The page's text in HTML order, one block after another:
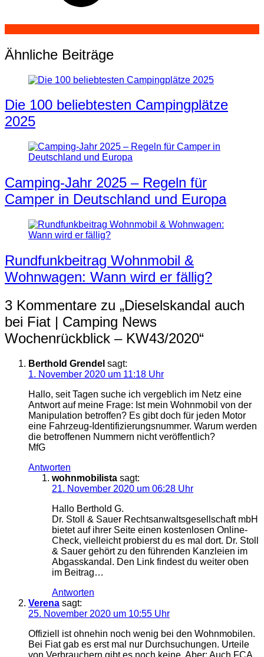
Ähnliche Beiträge
Die 100 beliebtesten Campingplätze
2025
Camping-Jahr 2025 – Regeln für
Camper in Deutschland und Europa
Rundfunkbeitrag Wohnmobil &
Wohnwagen: Wann wird er fällig?
3 Kommentare zu „Dieselskandal auch
bei Fiat | Camping News
Wochenrückblick – KW43/2020“
Berthold Grendel sagt:
1. November 2020 um 11:18 Uhr
Hallo, seit Tagen suche ich vergeblich im Netz eine
Antwort auf meine Frage: Ist mein Wohnmobil von der
Manipulation betroffen? Es gibt doch für jeden Motor
eine Fahrzeug-Identifizierungsnummer. Warum werden
die betroffenen Nummern nicht veröffentlich?
MfG
Antworten
wohnmobilista sagt:
21. November 2020 um 06:28 Uhr
Hallo Berthold G.
Dr. Stoll & Sauer Rechtsanwaltsgesellschaft mbH
bietet auf ihrer Seite einen kostenlosen Online-
Check, vielleicht probierst du es mal dort. Dr. Stoll
& Sauer gehört zu den führenden Kanzleien im
Abgasskandal. Den Link findest du weiter oben
im Beitrag…
Antworten
Verena sagt:
25. November 2020 um 10:55 Uhr
Offiziell ist ohnehin noch wenig bei den Wohnmobilen.
Bei Fiat gab es erst mal nur Durchsuchungen. Urteile
von Verbrauchern gibt es noch keine. Aber: Auch FCA